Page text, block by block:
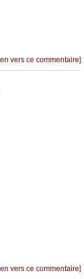
vers ce commentaire]
vers ce commentaire]